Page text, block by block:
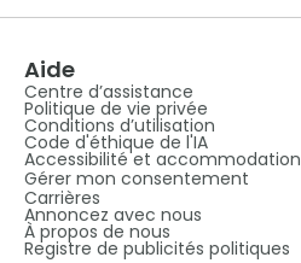
Aide
Centre d’assistance
Politique de vie privée
Conditions d’utilisation
Code d'éthique de l'IA
Accessibilité et accommodation
Gérer mon consentement
Carrières
Annoncez avec nous
À propos de nous
Registre de publicités politiques